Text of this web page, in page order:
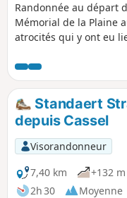
Randonnée au départ
Mémorial de la Plaine
atrocités qui y ont eu
Peene avant qu'elle ne
chemins de cette
rencontre que peu de
Standaert
depuis Cassel
Visorandonneur
7,40 km
+132 m
2h 30
Moyenne